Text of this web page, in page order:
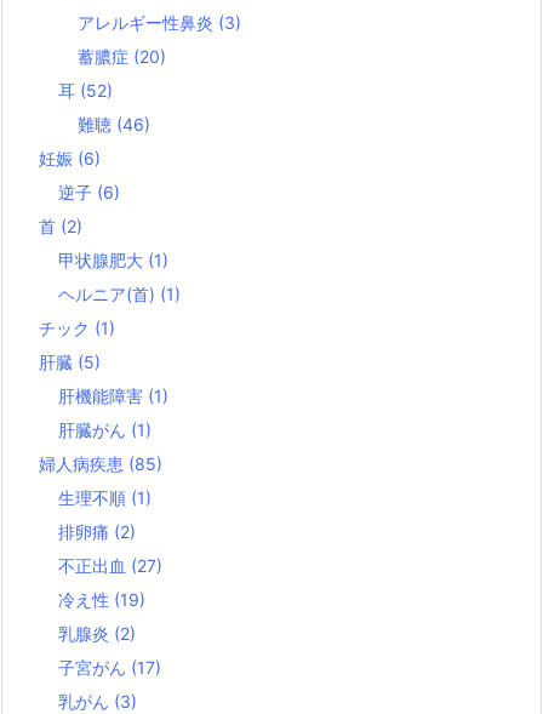
アレルギー性鼻炎 (3)
蓄膿症 (20)
耳 (52)
難聴 (46)
妊娠 (6)
逆子 (6)
首 (2)
甲状腺肥大 (1)
ヘルニア(首) (1)
チック (1)
肝臓 (5)
肝機能障害 (1)
肝臓がん (1)
婦人病疾患 (85)
生理不順 (1)
排卵痛 (2)
不正出血 (27)
冷え性 (19)
乳腺炎 (2)
子宮がん (17)
乳がん (3)